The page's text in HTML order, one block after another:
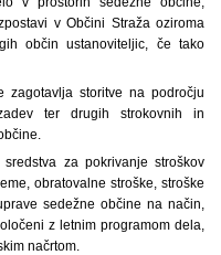
v Občini Straža oziroma
občin ustanoviteljic, če tako
zagotavlja storitve na področju
ter drugih strokovnih in
za pokrivanje stroškov
obratovalne stroške, stroške
sedežne občine na način,
z letnim programom dela,
načrtom.